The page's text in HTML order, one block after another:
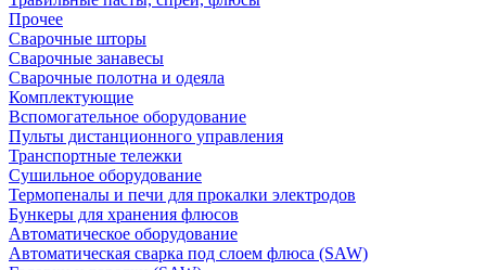
Прочее
Сварочные шторы
Сварочные занавесы
Сварочные полотна и одеяла
Комплектующие
Вспомогательное оборудование
Пульты дистанционного управления
Транспортные тележки
Сушильное оборудование
Термопеналы и печи для прокалки электродов
Бункеры для хранения флюсов
Автоматическое оборудование
Автоматическая сварка под слоем флюса (SAW)